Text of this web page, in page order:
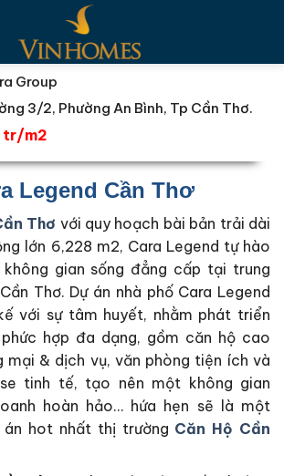
Group
3/2, Phường An Bình, Tp Cần Thơ.
tr/m2
Legend Cần Thơ
Thơ với quy hoạch bài bản trải dài
lớn 6,228 m2, Cara Legend tự hào
gian sống đẳng cấp tại trung
Thơ. Dự án nhà phố Cara Legend
với sự tâm huyết, nhằm phát triển
hợp đa dạng, gồm căn hộ cao
mại & dịch vụ, văn phòng tiện ích và
tinh tế, tạo nên một không gian
hoàn hảo… hứa hẹn sẽ là một
án hot nhất thị trường Căn Hộ Cần